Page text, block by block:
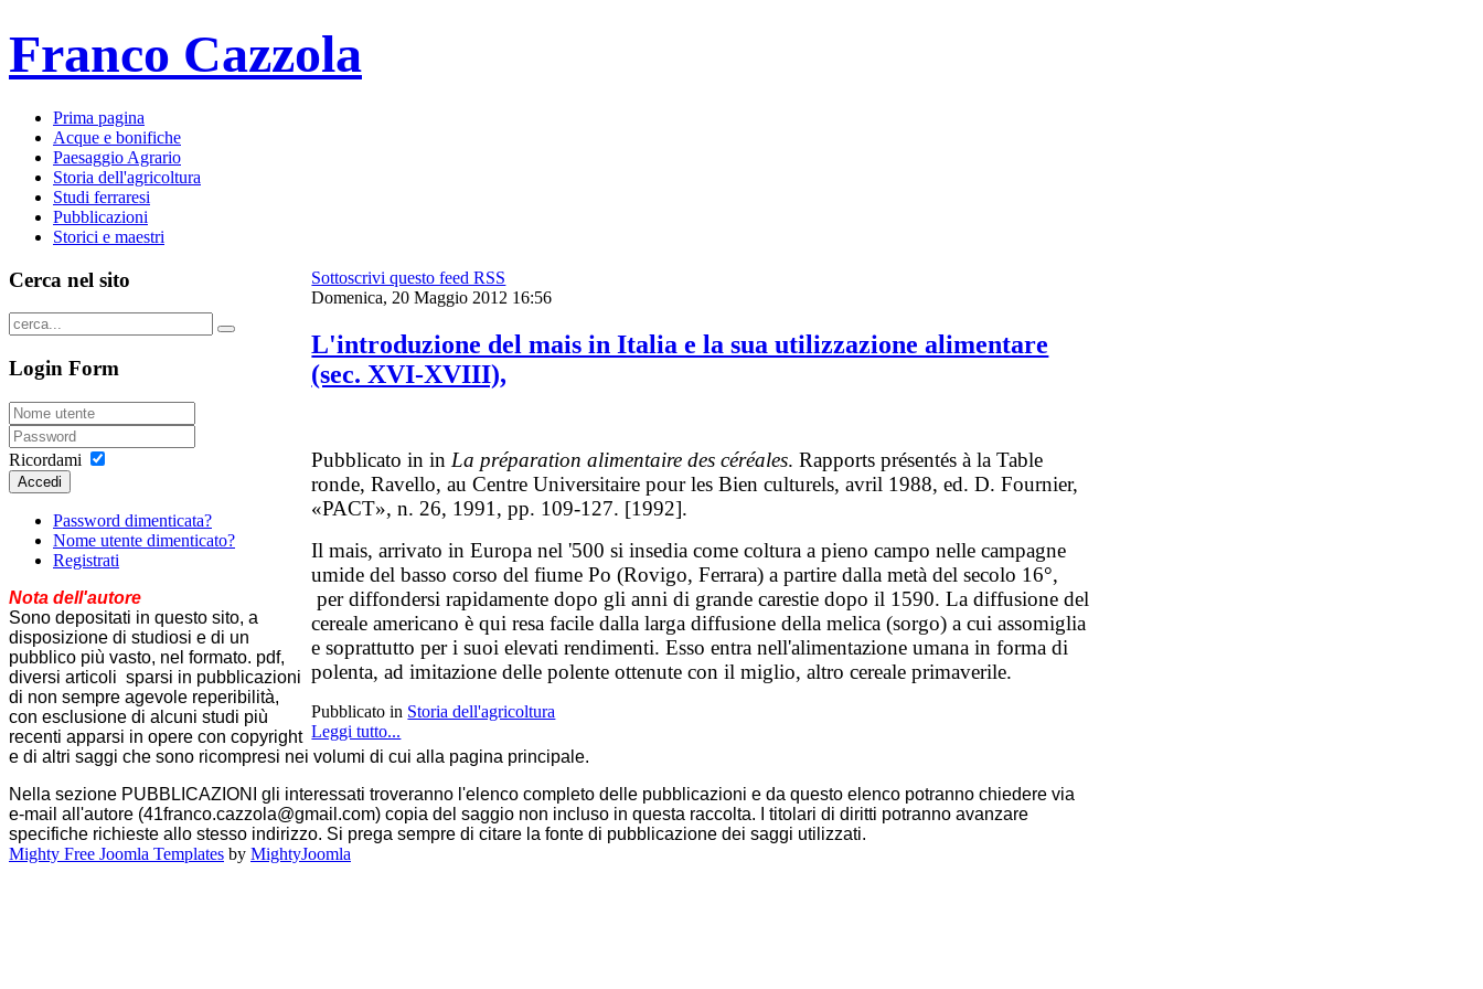
Franco Cazzola
Prima pagina
Acque e bonifiche
Paesaggio Agrario
Storia dell'agricoltura
Studi ferraresi
Pubblicazioni
Storici e maestri
Sottoscrivi questo feed RSS
Domenica, 20 Maggio 2012 16:56
L'introduzione del mais in Italia e la sua utilizzazione alimentare
(sec. XVI-XVIII),
Pubblicato in in La préparation alimentaire des céréales. Rapports présentés à la Table
ronde, Ravello, au Centre Universitaire pour les Bien culturels, avril 1988, ed. D. Fournier,
«PACT», n. 26, 1991, pp. 109-127. [1992].
Il mais, arrivato in Europa nel '500 si insedia come coltura a pieno campo nelle campagne
umide del basso corso del fiume Po (Rovigo, Ferrara) a partire dalla metà del secolo 16°,
per diffondersi rapidamente dopo gli anni di grande carestie dopo il 1590. La diffusione del
cereale americano è qui resa facile dalla larga diffusione della melica (sorgo) a cui assomiglia
e soprattutto per i suoi elevati rendimenti. Esso entra nell'alimentazione umana in forma di
polenta, ad imitazione delle polente ottenute con il miglio, altro cereale primaverile.
Pubblicato in Storia dell'agricoltura
Leggi tutto...
Cerca nel sito
Login Form
Ricordami
Accedi
Password dimenticata?
Nome utente dimenticato?
Registrati
Nota dell'autore
Sono depositati in questo sito, a
disposizione di studiosi e di un
pubblico più vasto, nel formato. pdf,
diversi articoli sparsi in pubblicazioni
di non sempre agevole reperibilità,
con esclusione di alcuni studi più
recenti apparsi in opere con copyright
e di altri saggi che sono ricompresi nei volumi di cui alla pagina principale.
Nella sezione PUBBLICAZIONI gli interessati troveranno l'elenco completo delle pubblicazioni e da questo elenco potranno chiedere via
e-mail all'autore (41franco.cazzola@gmail.com) copia del saggio non incluso in questa raccolta. I titolari di diritti potranno avanzare
specifiche richieste allo stesso indirizzo. Si prega sempre di citare la fonte di pubblicazione dei saggi utilizzati.
Mighty Free Joomla Templates by MightyJoomla